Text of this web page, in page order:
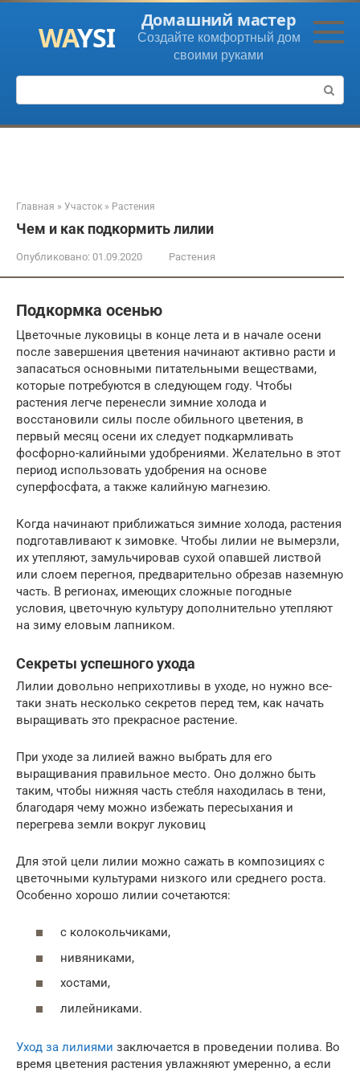
Перейти
контенту
Домашний мастер
Создайте комфортный дом
своими руками
Поиск:
Главная » Участок » Растения
Чем и как подкормить лилии
Опубликовано: 01.09.2020 Растения
Подкормка осенью
Цветочные луковицы в конце лета и в начале осени
после завершения цветения начинают активно расти и
запасаться основными питательными веществами,
которые потребуются в следующем году. Чтобы
растения легче перенесли зимние холода и
восстановили силы после обильного цветения, в
первый месяц осени их следует подкармливать
фосфорно-калийными удобрениями. Желательно в этот
период использовать удобрения на основе
суперфосфата, а также калийную магнезию.
Когда начинают приближаться зимние холода, растения
подготавливают к зимовке. Чтобы лилии не вымерзли,
их утепляют, замульчировав сухой опавшей листвой
или слоем перегноя, предварительно обрезав наземную
часть. В регионах, имеющих сложные погодные
условия, цветочную культуру дополнительно утепляют
на зиму еловым лапником.
Секреты успешного ухода
Лилии довольно неприхотливы в уходе, но нужно все-
таки знать несколько секретов перед тем, как начать
выращивать это прекрасное растение.
При уходе за лилией важно выбрать для его
выращивания правильное место. Оно должно быть
таким, чтобы нижняя часть стебля находилась в тени,
благодаря чему можно избежать пересыхания и
перегрева земли вокруг луковиц
Для этой цели лилии можно сажать в композициях с
цветочными культурами низкого или среднего роста.
Особенно хорошо лилии сочетаются:
с колокольчиками,
нивяниками,
хостами,
лилейниками.
Уход за лилиями заключается в проведении полива. Во
время цветения растения увлажняют умеренно, а если